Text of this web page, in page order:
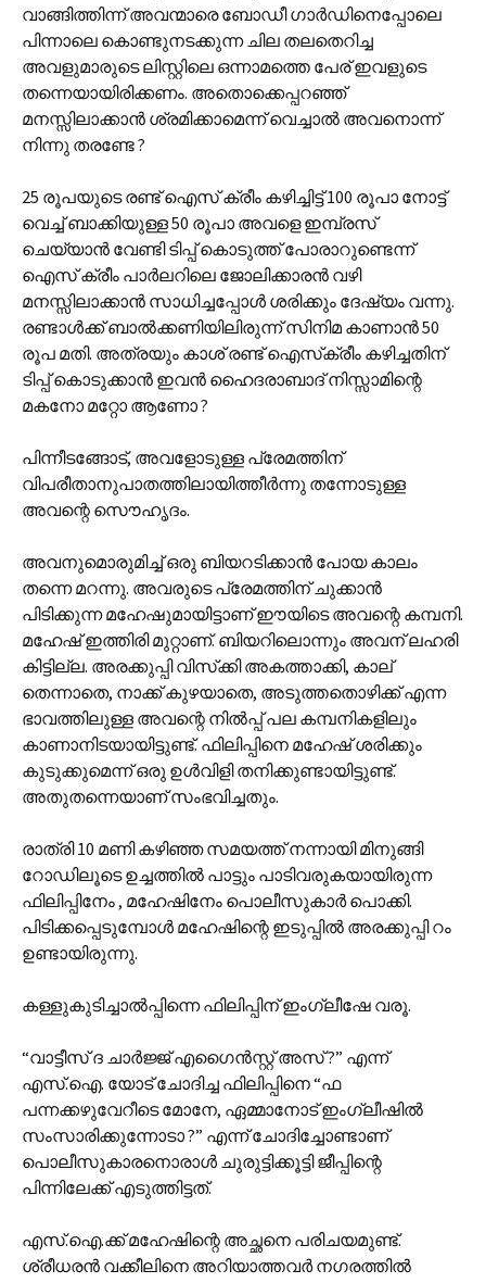
വാങ്ങിത്തിന്ന് അവന്മാരെ ബോഡീ ഗാര്‍ഡിനെപ്പോലെ
പിന്നാലെ കൊണ്ടുനടക്കുന്ന ചില തലതെറിച്ച
അവളുമാരുടെ ലിസ്റ്റിലെ ഒന്നാമത്തെ പേര് ഇവളുടെ
തന്നെയായിരിക്കണം. അതൊക്കെപ്പറഞ്ഞ്
മനസ്സിലാക്കാന്‍ ശ്രമിക്കാമെന്ന് വെച്ചാല്‍ അവനൊന്ന്
നിന്നു തരണ്ടേ ?
25 രൂപയുടെ രണ്ട് ഐസ് ക്രീം കഴിച്ചിട്ട് 100 രൂപാ നോട്ട്
വെച്ച് ബാക്കിയുള്ള 50 രൂപാ അവളെ ഇമ്പ്രസ്
ചെയ്യാന്‍ വേണ്ടി ടിപ്പ് കൊടുത്ത് പോരാറുണ്ടെന്ന്
ഐസ് ക്രീം പാര്‍ലറിലെ ജോലിക്കാരന്‍ വഴി
മനസ്സിലാക്കാന്‍ സാധിച്ചപ്പോള്‍ ശരിക്കും ദേഷ്യം വന്നു.
രണ്ടാള്‍ക്ക് ബാല്‍ക്കണിയിലിരുന്ന് സിനിമ കാണാന്‍‍ 50
രൂപ മതി. അത്രയും കാശ് രണ്ട് ഐസ്‌ക്രീം കഴിച്ചതിന്
ടിപ്പ് കൊടുക്കാന്‍ ഇവന്‍ ഹൈദരാബാദ് നിസ്സാമിന്റെ
മകനോ മറ്റോ ആണോ ?
പിന്നീടങ്ങോട്, അവളോടുള്ള പ്രേമത്തിന്
വിപരീതാനുപാതത്തിലായിത്തീര്‍ന്നു തന്നോടുള്ള
അവന്റെ സൌഹൃദം.
അവനുമൊരുമിച്ച് ഒരു ബിയറടിക്കാന്‍ പോയ കാലം
തന്നെ മറന്നു. അവരുടെ പ്രേമത്തിന് ചുക്കാന്‍
പിടിക്കുന്ന മഹേഷുമായിട്ടാണ് ഈയിടെ അവന്റെ കമ്പനി.
മഹേഷ് ഇത്തിരി മുറ്റാണ്. ബിയറിലൊന്നും അവന് ലഹരി
കിട്ടില്ല. അരക്കുപ്പി വിസ്‌ക്കി അകത്താക്കി, കാല്
തെന്നാതെ, നാക്ക് കുഴയാതെ, അടുത്തതൊഴിക്ക് എന്ന
ഭാവത്തിലുള്ള അവന്റെ നില്‍പ്പ് പല കമ്പനികളിലും
കാണാനിടയായിട്ടുണ്ട്. ഫിലിപ്പിനെ മഹേഷ് ശരിക്കും
കുടുക്കുമെന്ന് ഒരു ഉള്‍വിളി തനിക്കുണ്ടായിട്ടുണ്ട്.
അതുതന്നെയാണ് സംഭവിച്ചതും.
രാത്രി 10 മണി കഴിഞ്ഞ സമയത്ത് നന്നായി മിനുങ്ങി
റോഡിലൂടെ ഉച്ചത്തില്‍ പാട്ടും പാടിവരുകയായിരുന്ന
ഫിലിപ്പിനേം , മഹേഷിനേം പൊലീസുകാര്‍ പൊക്കി.
പിടിക്കപ്പെടുമ്പോള്‍ മഹേഷിന്റെ ഇടുപ്പില്‍ അരക്കുപ്പി റം
ഉണ്ടായിരുന്നു.
കള്ളുകുടിച്ചാല്‍പ്പിന്നെ ഫിലിപ്പിന് ഇംഗ്ലീഷേ വരൂ.
“വാട്ടീസ് ദ ചാര്‍ജ്ജ് എഗൈന്‍‌സ്റ്റ് അസ് ?” എന്ന്
എസ്.ഐ. യോട് ചോദിച്ച ഫിലിപ്പിനെ “ഫ
പന്നക്കഴുവേറീടെ മോനേ, ഏമ്മാനോട് ഇംഗ്ലീഷില്‍
സംസാരിക്കുന്നോടാ ?” എന്ന് ചോദിച്ചോണ്ടാണ്
പൊലീസുകാരനൊരാള്‍ ചുരുട്ടിക്കൂട്ടി ജീപ്പിന്റെ
പിന്നിലേക്ക് എടുത്തിട്ടത്.
എസ്.ഐ.ക്ക് മഹേഷിന്റെ അച്ഛനെ പരിചയമുണ്ട്.
ശ്രീധരന്‍ വക്കീലിനെ അറിയാത്തവര്‍ നഗരത്തില്‍